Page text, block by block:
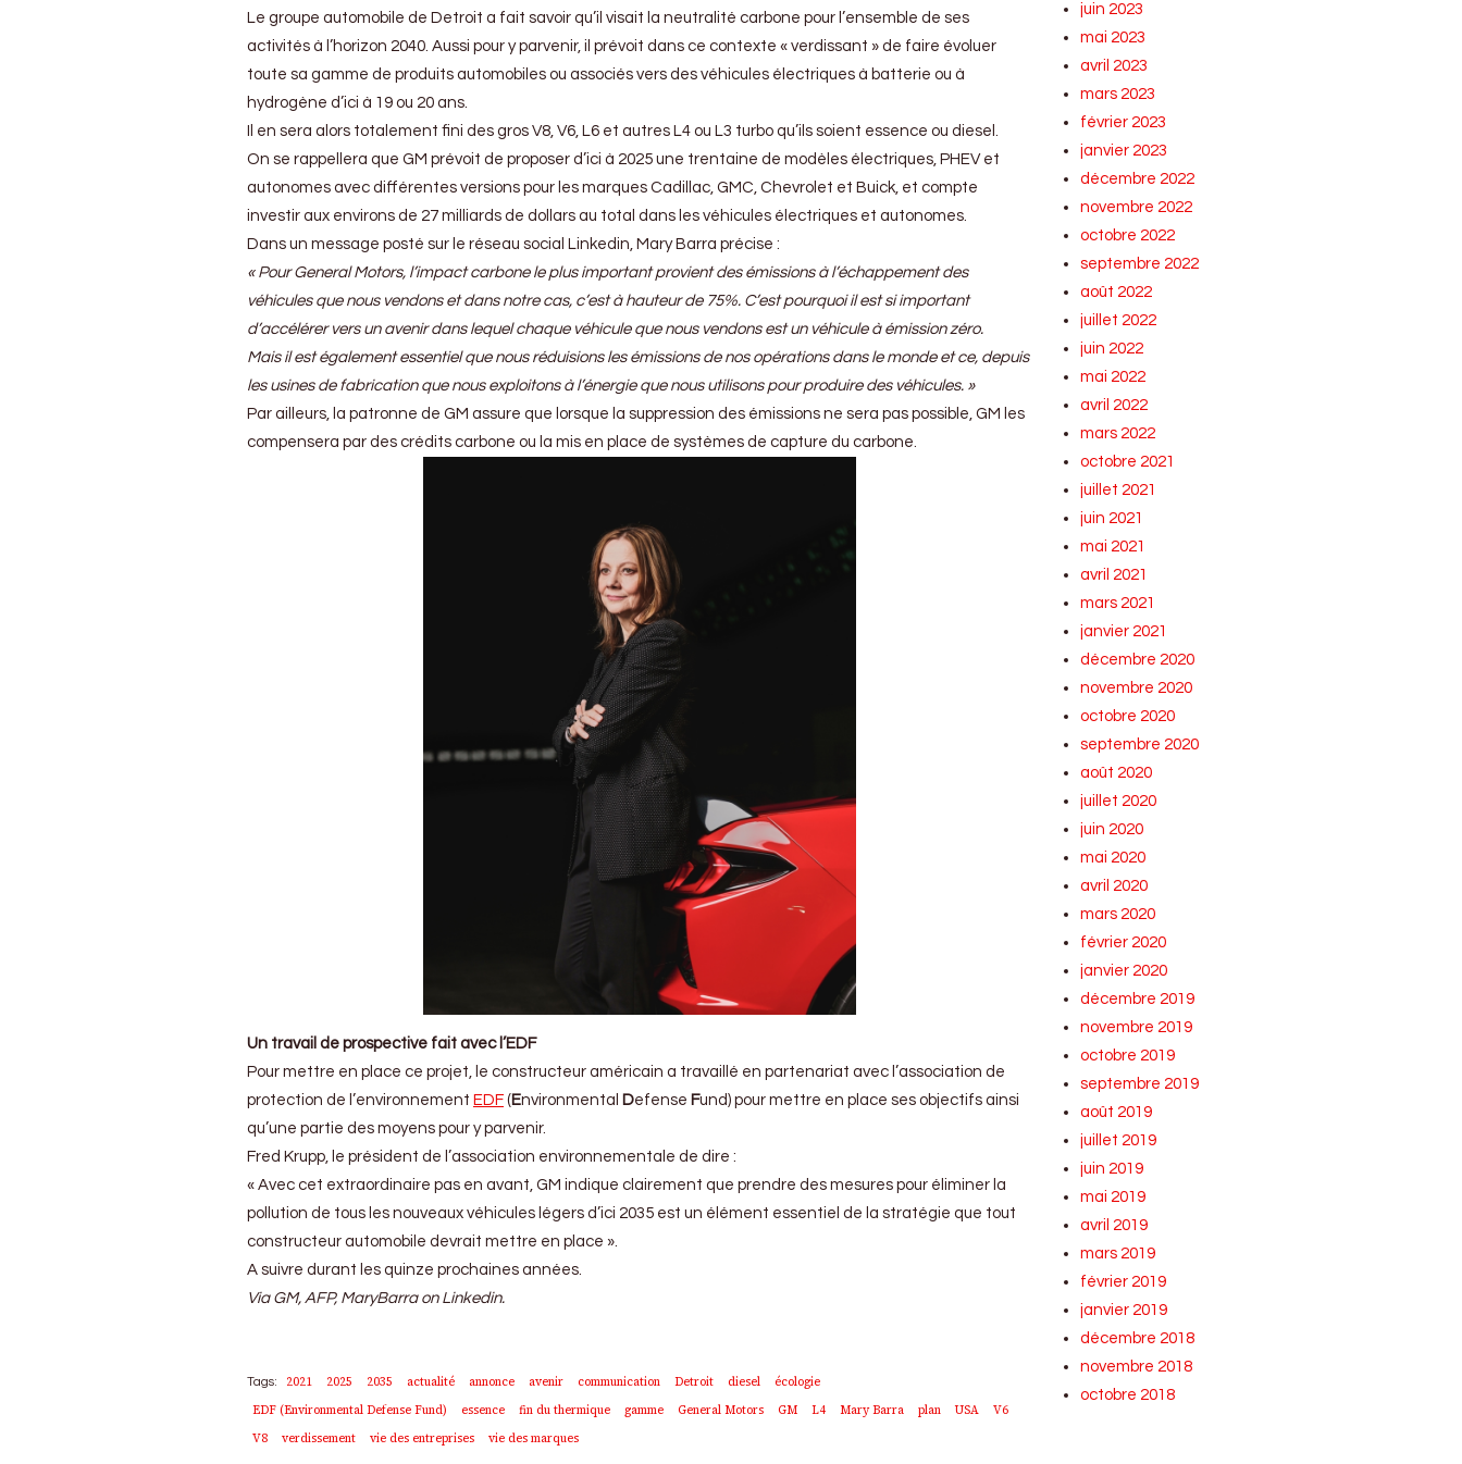
Le groupe automobile de Detroit a fait savoir qu’il visait la neutralité carbone pour l’ensemble de ses
activités à l’horizon 2040. Aussi pour y parvenir, il prévoit dans ce contexte « verdissant » de faire évoluer
toute sa gamme de produits automobiles ou associés vers des véhicules électriques à batterie ou à
hydrogène d’ici à 19 ou 20 ans.
Il en sera alors totalement fini des gros V8, V6, L6 et autres L4 ou L3 turbo qu’ils soient essence ou diesel.
On se rappellera que GM prévoit de proposer d’ici à 2025 une trentaine de modèles électriques, PHEV et
autonomes avec différentes versions pour les marques Cadillac, GMC, Chevrolet et Buick, et compte
investir aux environs de 27 milliards de dollars au total dans les véhicules électriques et autonomes.
Dans un message posté sur le réseau social Linkedin, Mary Barra précise :
« Pour General Motors, l’impact carbone le plus important provient des émissions à l’échappement des
véhicules que nous vendons et dans notre cas, c’est à hauteur de 75%. C’est pourquoi il est si important
d’accélérer vers un avenir dans lequel chaque véhicule que nous vendons est un véhicule à émission zéro.
Mais il est également essentiel que nous réduisions les émissions de nos opérations dans le monde et ce, depuis
les usines de fabrication que nous exploitons à l’énergie que nous utilisons pour produire des véhicules. »
Par ailleurs, la patronne de GM assure que lorsque la suppression des émissions ne sera pas possible, GM les
compensera par des crédits carbone ou la mis en place de systèmes de capture du carbone.
Un travail de prospective fait avec l’EDF
Pour mettre en place ce projet, le constructeur américain a travaillé en partenariat avec l’association de
protection de l’environnement EDF ( Environmental Defense Fund) pour mettre en place ses objectifs ainsi
qu’une partie des moyens pour y parvenir.
Fred Krupp, le président de l’association environnementale de dire :
« Avec cet extraordinaire pas en avant, GM indique clairement que prendre des mesures pour éliminer la
pollution de tous les nouveaux véhicules légers d’ici 2035 est un élément essentiel de la stratégie que tout
constructeur automobile devrait mettre en place ».
A suivre durant les quinze prochaines années.
Via GM, AFP, MaryBarra on Linkedin.
Tags: 2021 2025 2035 actualité annonce avenir communication Detroit diesel
écologie
EDF (Environmental Defense Fund)
essence fin du thermique gamme General Motors GM L4 Mary Barra plan USA
V6
V8
verdissement vie des entreprises vie des marques
juin 2023
mai 2023
avril 2023
mars 2023
février 2023
janvier 2023
décembre 2022
novembre 2022
octobre 2022
septembre 2022
août 2022
juillet 2022
juin 2022
mai 2022
avril 2022
mars 2022
octobre 2021
juillet 2021
juin 2021
mai 2021
avril 2021
mars 2021
janvier 2021
décembre 2020
novembre 2020
octobre 2020
septembre 2020
août 2020
juillet 2020
juin 2020
mai 2020
avril 2020
mars 2020
février 2020
janvier 2020
décembre 2019
novembre 2019
octobre 2019
septembre 2019
août 2019
juillet 2019
juin 2019
mai 2019
avril 2019
mars 2019
février 2019
janvier 2019
décembre 2018
novembre 2018
octobre 2018